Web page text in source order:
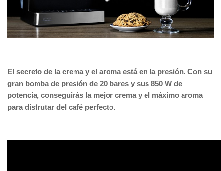
El secreto de la crema y el aroma está en la presión. Con su
gran bomba de presión de 20 bares y sus 850 W de
potencia, conseguirás la mejor crema y el máximo aroma
para disfrutar del café perfecto.